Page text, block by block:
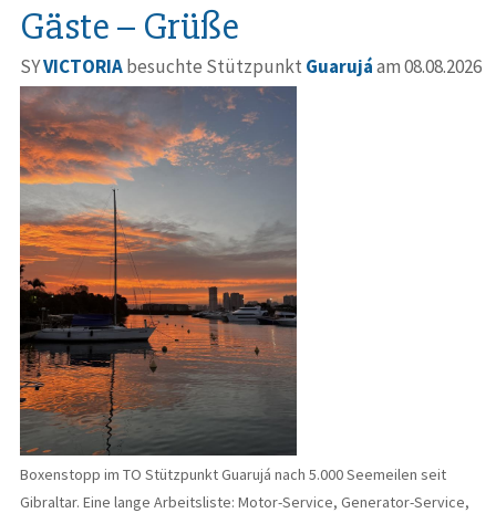
Gäste – Grüße
SYVICTORIAbesuchte Stützpunkt Guarujáam 08.08.2026
Boxenstopp im TO Stützpunkt Guarujá nach 5.000 Seemeilen seit
Gibraltar. Eine lange Arbeitsliste: Motor-Service, Generator-Service,